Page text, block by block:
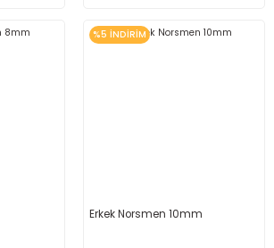
%5 İNDİRİM
Erkek Norsmen 10mm